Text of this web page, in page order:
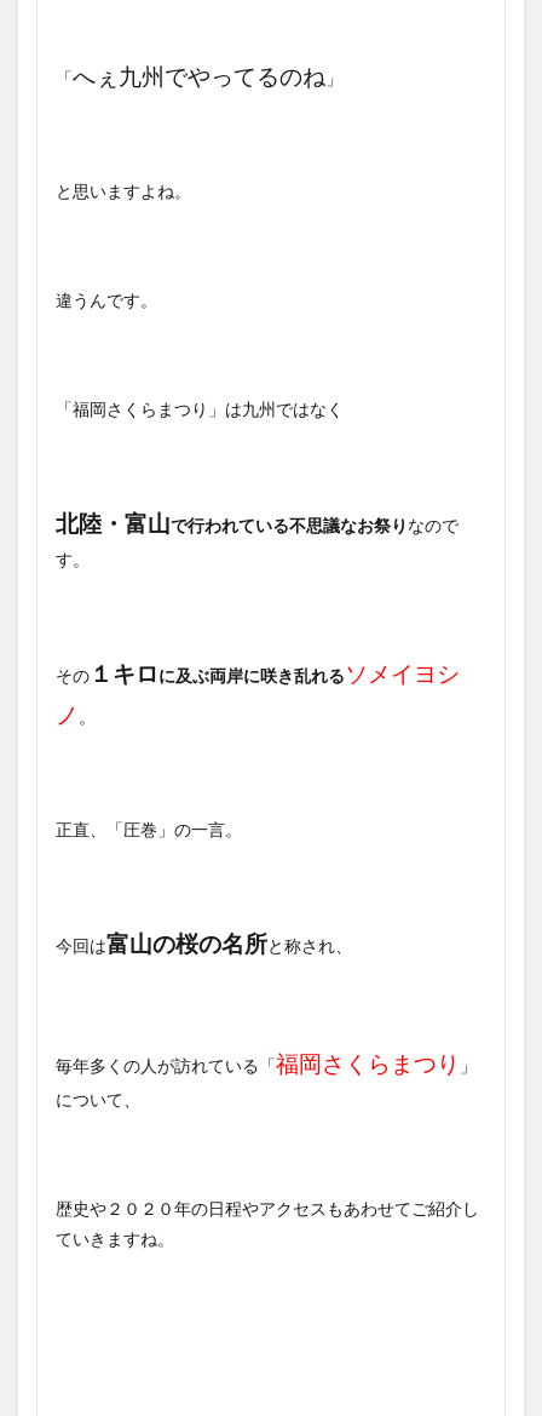
「へぇ九州でやってるのね 」
と思いますよね。
違うんです。
「福岡さくらまつり」は九州ではなく
北陸・富山で行われている不思議なお祭り なので
す。
その １キロに及ぶ両岸に咲き乱れるソメイヨシ
ノ 。
正直、「圧巻」の一言。
今回は富山の桜の名所と称され、
毎年多くの人が訪れている「福岡さくらまつり 」
について、
歴史や２０２０年の日程やアクセスもあわせてご紹介し
ていきますね。